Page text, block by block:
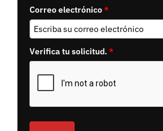
Correo electrónico*
Verifica tu solicitud.*